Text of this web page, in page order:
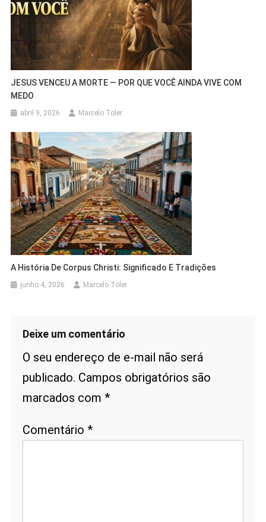
JESUS VENCEU A MORTE — POR QUE VOCÊ AINDA VIVE COM
MEDO
abril 9, 2026 Marcelo Toler
A História De Corpus Christi: Significado E Tradições
junho 4, 2026 Marcelo Toler
Deixe um comentário
O seu endereço de e-mail não será
publicado. Campos obrigatórios são
marcados com *
Comentário *